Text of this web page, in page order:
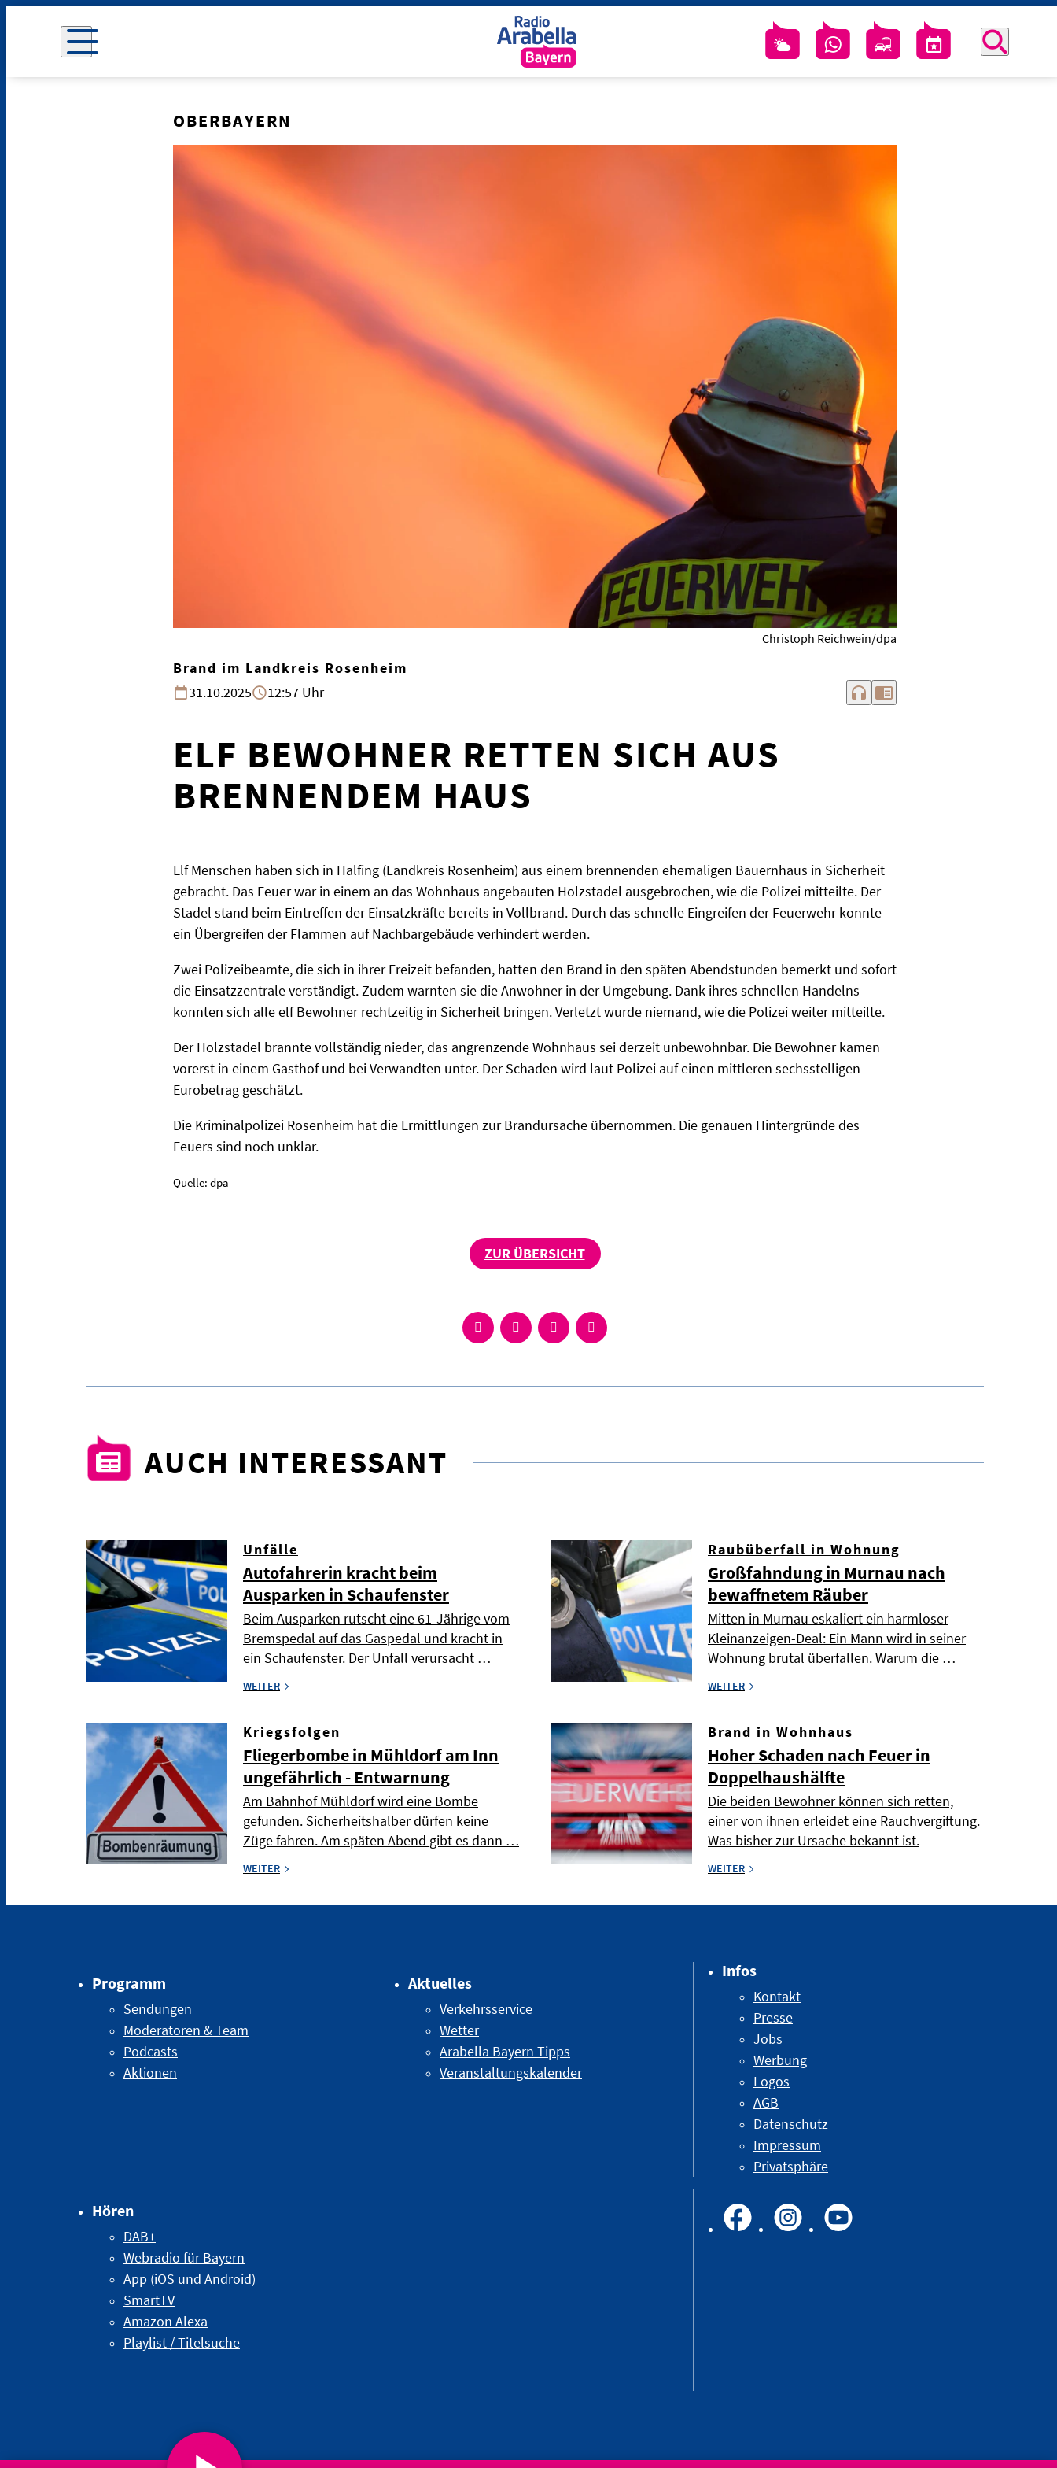
OBERBAYERN
Christoph Reichwein/dpa
Brand im Landkreis Rosenheim
31.10.2025
12:57 Uhr headphones chrome_reader_mode
ELF BEWOHNER RETTEN SICH AUS
BRENNENDEM HAUS
Elf Menschen haben sich in Halfing (Landkreis Rosenheim) aus einem brennenden ehemaligen Bauernhaus in Sicherheit
gebracht. Das Feuer war in einem an das Wohnhaus angebauten Holzstadel ausgebrochen, wie die Polizei mitteilte. Der
Stadel stand beim Eintreffen der Einsatzkräfte bereits in Vollbrand. Durch das schnelle Eingreifen der Feuerwehr konnte
ein Übergreifen der Flammen auf Nachbargebäude verhindert werden.
Zwei Polizeibeamte, die sich in ihrer Freizeit befanden, hatten den Brand in den späten Abendstunden bemerkt und sofort
die Einsatzzentrale verständigt. Zudem warnten sie die Anwohner in der Umgebung. Dank ihres schnellen Handelns
konnten sich alle elf Bewohner rechtzeitig in Sicherheit bringen. Verletzt wurde niemand, wie die Polizei weiter mitteilte.
Der Holzstadel brannte vollständig nieder, das angrenzende Wohnhaus sei derzeit unbewohnbar. Die Bewohner kamen
vorerst in einem Gasthof und bei Verwandten unter. Der Schaden wird laut Polizei auf einen mittleren sechsstelligen
Eurobetrag geschätzt.
Die Kriminalpolizei Rosenheim hat die Ermittlungen zur Brandursache übernommen. Die genauen Hintergründe des
Feuers sind noch unklar.
Quelle: dpa
ZUR ÜBERSICHT
AUCH INTERESSANT
Unfälle
Autofahrerin kracht beim
Ausparken in Schaufenster
Beim Ausparken rutscht eine 61-Jährige vom
Bremspedal auf das Gaspedal und kracht in
ein Schaufenster. Der Unfall verursacht …
WEITER
Raubüberfall in Wohnung
Großfahndung in Murnau nach
bewaffnetem Räuber
Mitten in Murnau eskaliert ein harmloser
Kleinanzeigen-Deal: Ein Mann wird in seiner
Wohnung brutal überfallen. Warum die …
WEITER
Kriegsfolgen
Fliegerbombe in Mühldorf am Inn
ungefährlich - Entwarnung
Am Bahnhof Mühldorf wird eine Bombe
gefunden. Sicherheitshalber dürfen keine
Züge fahren. Am späten Abend gibt es dann …
WEITER
Brand in Wohnhaus
Hoher Schaden nach Feuer in
Doppelhaushälfte
Die beiden Bewohner können sich retten,
einer von ihnen erleidet eine Rauchvergiftung.
Was bisher zur Ursache bekannt ist.
WEITER
Programm
Sendungen
Moderatoren & Team
Podcasts
Aktionen
Aktuelles
Verkehrsservice
Wetter
Arabella Bayern Tipps
Veranstaltungskalender
Hören
DAB+
Webradio für Bayern
App (iOS und Android)
SmartTV
Amazon Alexa
Playlist / Titelsuche
Infos
Kontakt
Presse
Jobs
Werbung
Logos
AGB
Datenschutz
Impressum
Privatsphäre